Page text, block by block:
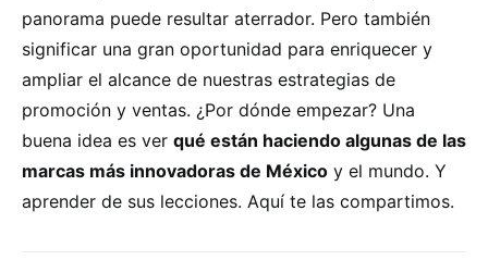
panorama puede resultar aterrador. Pero también
significar una gran oportunidad para enriquecer y
ampliar el alcance de nuestras estrategias de
promoción y ventas. ¿Por dónde empezar? Una
buena idea es ver qué están haciendo algunas de las
marcas más innovadoras de México y el mundo. Y
aprender de sus lecciones. Aquí te las compartimos.